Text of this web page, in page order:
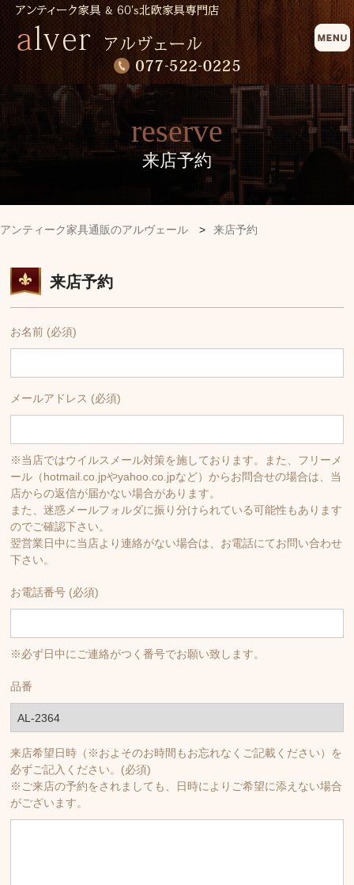
reserve
来店予約
アンティーク家具通販のアルヴェール > 来店予約
来店予約
お名前 (必須)
メールアドレス (必須)
※当店ではウイルスメール対策を施しております。また、フリーメ
ール（hotmail.co.jpやyahoo.co.jpなど）からお問合せの場合は、当
店からの返信が届かない場合があります。
また、迷惑メールフォルダに振り分けられている可能性もあります
のでご確認下さい。
翌営業日中に当店より連絡がない場合は、お電話にてお問い合わせ
下さい。
お電話番号 (必須)
※必ず日中にご連絡がつく番号でお願い致します。
品番
来店希望日時（※およそのお時間もお忘れなくご記載ください）を
必ずご記入ください。(必須)
※ご来店の予約をされましても、日時によりご希望に添えない場合
がございます。